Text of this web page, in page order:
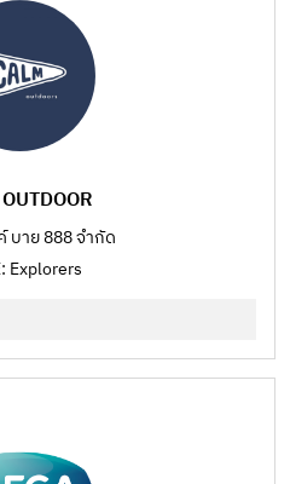
บาย 888 จำกัด
Explorers